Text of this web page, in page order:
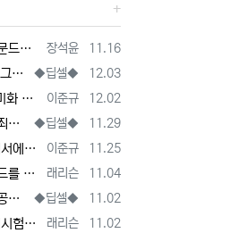
등록자
장석윤 등록일
11.16
안녕하세요? 초보질문드립니다. print("Logistic Classifier", "'s ROC AUC is ", roc_auc_score(…
등록자
◆딥셀◆ 등록일
12.03
그런 방법이 있군요. 그렇게 하면 좋겠네요. 해보시면 아시겠지만 상관관계가 크지 않아서 결과에는 크게 영향을 미치지 않는 것 같습니다. 코릴…
등록자
이준규 등록일
12.02
감사합니다!~~ , 더미화 전에 특성치끼리 행 결합하여서 더미 후 다시 분리하면 소팅과정이 필요없긴하더라고요
등록자
◆딥셀◆ 등록일
11.29
답변을 늦게 올려서 죄송합니다. 지적해 주신 내용이 맞습니다. 제가 좀 빼먹었네요. 정확하게 할려면 소팅을 한 번 해주면 될 것 같은데(trai…
등록자
이준규 등록일
11.25
제2유형 참고 링크에서에서 문의입니다 이곳이 조금더 최신글이라 여기 답글에 적으니 양해부탁드립니다. 원핫인코딩 (더미화) 후 train …
등록자
래리슨 등록일
11.04
감사합니다. 예시 코드를 많이 공유해 주시면 도움이 많이 될 것 같습니다. 복된 나날이 되시길 기원합니다.
등록자
◆딥셀◆ 등록일
11.02
아직 실기시험 안내 공지가 안 떴네요.(확실한 것은 안내 공지를 보고 판단해야 할 것 같습니다.) 지난 시험 공지를 우선 참고 하시는 것도 좋…
등록자
래리슨 등록일
11.02
저도 10/4일의 실기시험을 준비하고 있습니다. 많은 도움이 기대합니다. 초보자라 어떻게 기여를 할지 막막하기는 합니다만, 최선을 다하여…